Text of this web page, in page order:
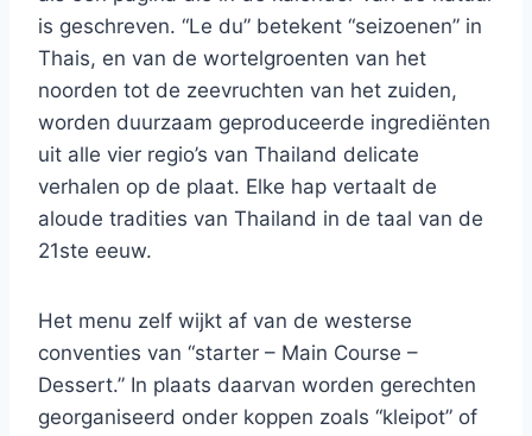
is geschreven. “Le du” betekent “seizoenen” in
Thais, en van de wortelgroenten van het
noorden tot de zeevruchten van het zuiden,
worden duurzaam geproduceerde ingrediënten
uit alle vier regio’s van Thailand delicate
verhalen op de plaat. Elke hap vertaalt de
aloude tradities van Thailand in de taal van de
21ste eeuw.
Het menu zelf wijkt af van de westerse
conventies van “starter – Main Course –
Dessert.” In plaats daarvan worden gerechten
georganiseerd onder koppen zoals “kleipot” of